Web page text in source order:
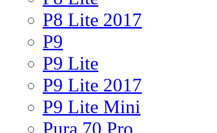
P8 Lite 2017
P9
P9 Lite
P9 Lite 2017
P9 Lite Mini
Pura 70 Pro